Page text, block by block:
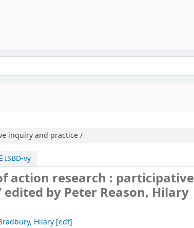
inquiry and practice /
ISBD-vy
action research : participative
edited by Peter Reason, Hilary
Hilary[edt]